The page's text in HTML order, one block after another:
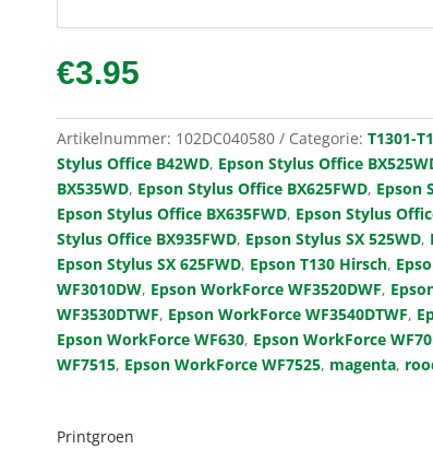
€3.95
Artikelnummer: 102DC040580 Categorie: T1301-
Stylus Office B42WD, Epson Stylus Office
BX535WD, Epson Stylus Office BX625FWD, Epson
Epson Stylus Office BX635FWD, Epson Stylus
Stylus Office BX935FWD, Epson Stylus SX 525WD,
Epson Stylus SX 625FWD, Epson T130 Hirsch,
WF3010DW, Epson WorkForce WF3520DWF,
WF3530DTWF, Epson WorkForce WF3540DTWF,
Epson WorkForce WF630, Epson WorkForce
WF7515, Epson WorkForce WF7525, magenta,
Printgroen